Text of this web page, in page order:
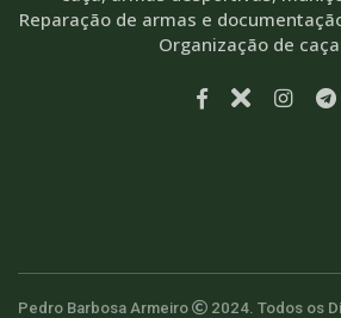
Reparação de armas e
Organização de
Pedro Barbosa Armeiro 2024. Todos os